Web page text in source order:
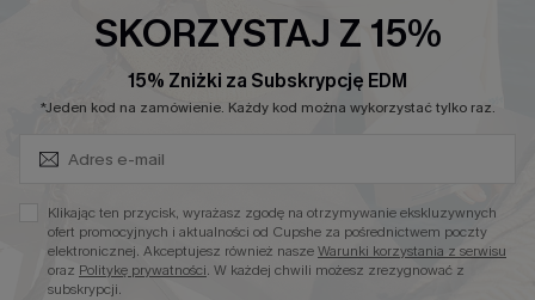
Modne Sukienki
Kontroli Brzucha
Wysokim Stanem
SKORZYSTAJ Z 15%
15% Zniżki za Subskrypcję EDM
*Jeden kod na zamówienie. Każdy kod można wykorzystać tylko raz.
Klikając ten przycisk, wyrażasz zgodę na otrzymywanie ekskluzywnych
ofert promocyjnych i aktualności od Cupshe za pośrednictwem poczty
elektronicznej. Akceptujesz również naszeWarunki korzystania z serwisu
oraz Politykę prywatności. W każdej chwili możesz zrezygnować z
subskrypcji.